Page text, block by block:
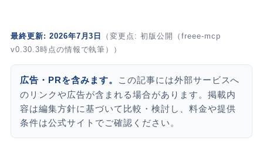
最終更新: 2026年7月3日
（変更点: 初版公開（freee-mcp
v0.30.3時点の情報で執筆））
広告・PRを含みます。
この記事には外部サービスへ
のリンクや広告が含まれる場合があります。掲載内
容は編集方針に基づいて比較・検討し、料金や提供
条件は公式サイトでご確認ください。